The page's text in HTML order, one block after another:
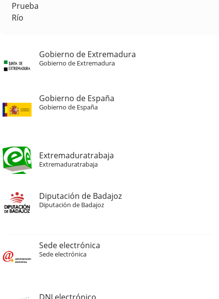
Prueba
Río
Gobierno de Extremadura
Gobierno de Extremadura
Gobierno de España
Gobierno de España
Extremaduratrabaja
Extremaduratrabaja
Diputación de Badajoz
Diputación de Badajoz
Sede electrónica
Sede electrónica